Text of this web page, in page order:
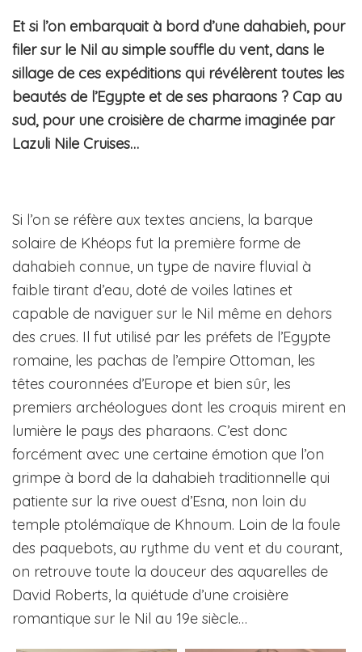
Et si l’on embarquait à bord d’une dahabieh, pour
filer sur le Nil au simple souffle du vent, dans le
sillage de ces expéditions qui révélèrent toutes les
beautés de l’Egypte et de ses pharaons ? Cap au
sud, pour une croisière de charme imaginée par
Lazuli Nile Cruises…
Si l’on se réfère aux textes anciens, la barque
solaire de Khéops fut la première forme de
dahabieh connue, un type de navire fluvial à
faible tirant d’eau, doté de voiles latines et
capable de naviguer sur le Nil même en dehors
des crues. Il fut utilisé par les préfets de l’Egypte
romaine, les pachas de l’empire Ottoman, les
têtes couronnées d’Europe et bien sûr, les
premiers archéologues dont les croquis mirent en
lumière le pays des pharaons. C’est donc
forcément avec une certaine émotion que l’on
grimpe à bord de la dahabieh traditionnelle qui
patiente sur la rive ouest d’Esna, non loin du
temple ptolémaïque de Khnoum. Loin de la foule
des paquebots, au rythme du vent et du courant,
on retrouve toute la douceur des aquarelles de
David Roberts, la quiétude d’une croisière
romantique sur le Nil au 19e siècle…